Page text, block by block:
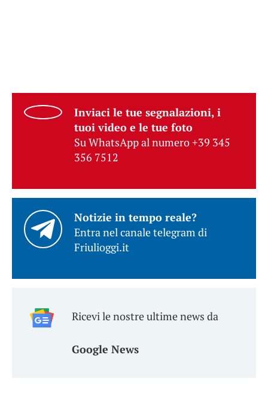
Inviaci le tue segnalazioni, i
tuoi video e le tue foto
Su WhatsApp al numero +39 345
356 7512
Notizie in tempo reale?
Entra nel canale telegram di
Friulioggi.it
Ricevi le nostre ultime news da
Google News